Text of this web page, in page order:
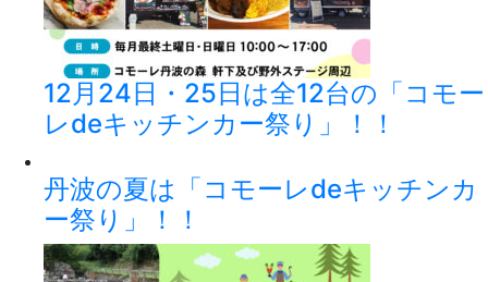
12月24日・25日は全12台の「コモー
レdeキッチンカー祭り」！！
丹波の夏は「コモーレdeキッチンカ
ー祭り」！！